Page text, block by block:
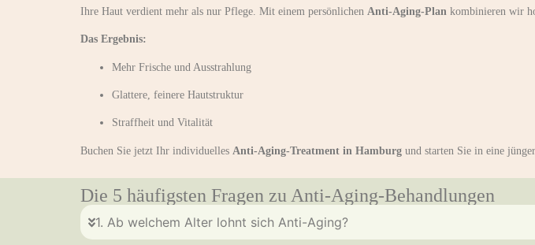
Ihre Haut verdient mehr als nur Pflege. Mit einem persönlichen Anti-Aging-Plan kombinieren wir
Das Ergebnis:
Mehr Frische und Ausstrahlung
Glattere, feinere Hautstruktur
Straffheit und Vitalität
Buchen Sie jetzt Ihr individuelles Anti-Aging-Treatment in Hamburg und starten Sie in eine
Die 5 häufigsten Fragen zu Anti-Aging-Behandlungen
1. Ab welchem Alter lohnt sich Anti-Aging?